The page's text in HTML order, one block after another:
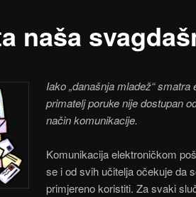
naša
Iako „današnja mladež“
primatelj poruke nije dostupan
način komunikacije.
Komunikacija elektroničkom
se i od svih učitelja očekuje da
primjereno koristiti. Za svaki